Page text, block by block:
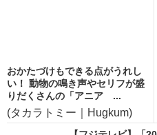
おかたづけもできる点がうれし
い！ 動物の鳴き声やセリフが盛
りだくさんの「アニア ...
(タカラトミー｜Hugkum)